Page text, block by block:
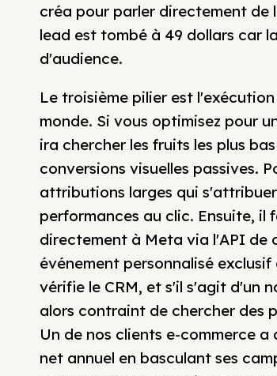
créa pour parler directement
lead est tombé à 49 dollars car
d'audience.
Le troisième pilier est
monde. Si vous optimisez pour
ira chercher les fruits les plus
conversions visuelles passives.
attributions larges qui
performances au clic. Ensuite,
directement à Meta via l'API de
événement personnalisé
vérifie le CRM, et s'il s'agit d'un
alors contraint de chercher des
Un de nos clients e-commerce
net annuel en basculant ses